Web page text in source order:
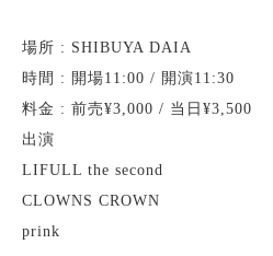
場所 : SHIBUYA DAIA
時間 : 開場11:00 / 開演11:30
料金 : 前売¥3,000 / 当日¥3,500
出演
LIFULL the second
CLOWNS CROWN
prink